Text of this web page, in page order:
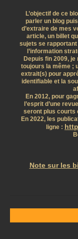
L’objectif de ce
parler un blog
d’extraire de mes
article, un billet
sujets se
l’information
Depuis fin 2009,
toujours la même ;
extrait(s) pour
identifiable et la
En 2012, pour
l’esprit d’une
seront plus courts
En 2022, les
ligne :
Note sur les